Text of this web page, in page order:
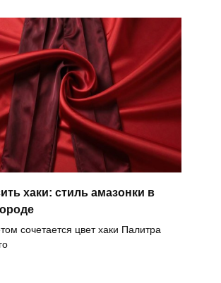
хаки: стиль амазонки в
сочетается цвет хаки Палитра